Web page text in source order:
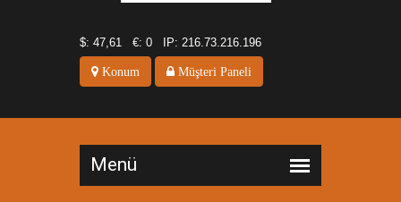
$: 47,61 €: 0 IP: 216.73.216.196
Konum Müşteri Paneli